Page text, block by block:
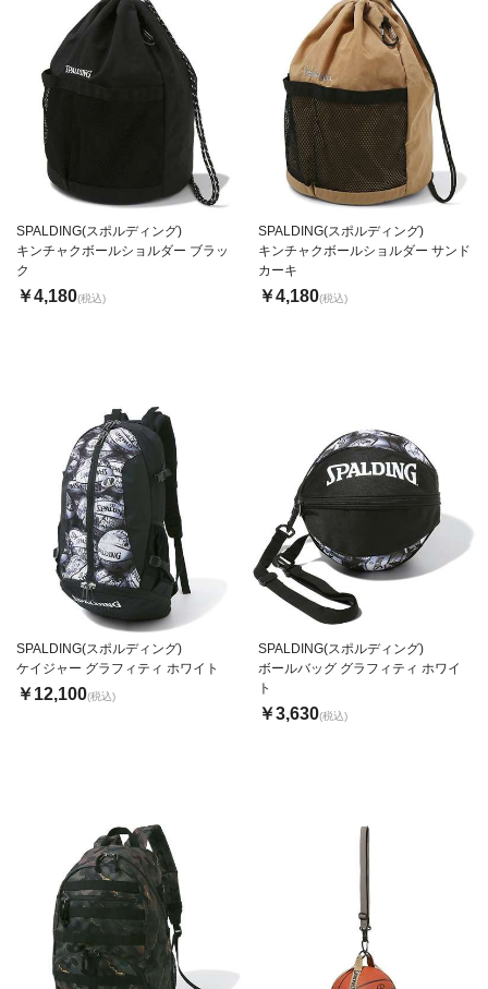
SPALDING(スポルディング)
キンチャクボールショルダー ブラッ
ク
￥4,180(税込)
SPALDING(スポルディング)
キンチャクボールショルダー サンド
カーキ
￥4,180(税込)
SPALDING(スポルディング)
ケイジャー グラフィティ ホワイト
￥12,100(税込)
SPALDING(スポルディング)
ボールバッグ グラフィティ ホワイ
ト
￥3,630(税込)